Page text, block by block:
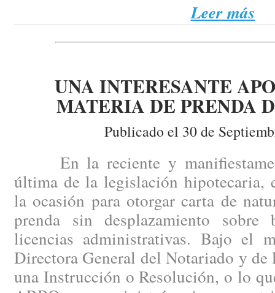
Leer más
UNA INTERESANTE
MATERIA DE PRENDA
Publicado el 30 de
En la reciente y
última de la legislación hipotecaria,
la ocasión para otorgar carta de
prenda sin desplazamiento sobre
licencias administrativas. Bajo el
Directora General del Notariado y de
una Instrucción o Resolución, o lo